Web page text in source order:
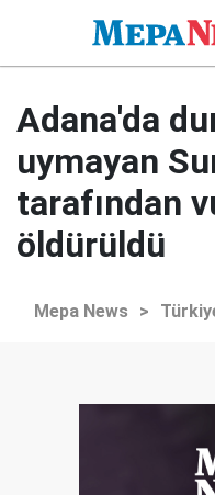
Adana'da
uymayan
tarafından
öldürüldü
Mepa News >